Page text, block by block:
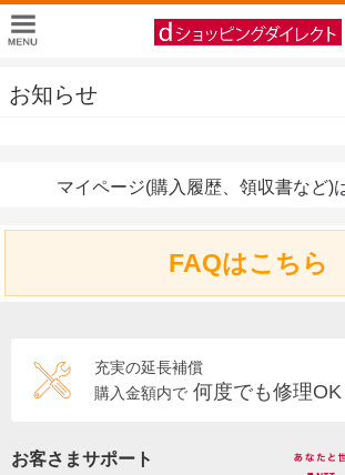
お知らせ
マイページ(購入履歴、領収書など)
FAQはこちら
充実の延長補償
購入金額内で 何度でも修理OK
お客さまサポート